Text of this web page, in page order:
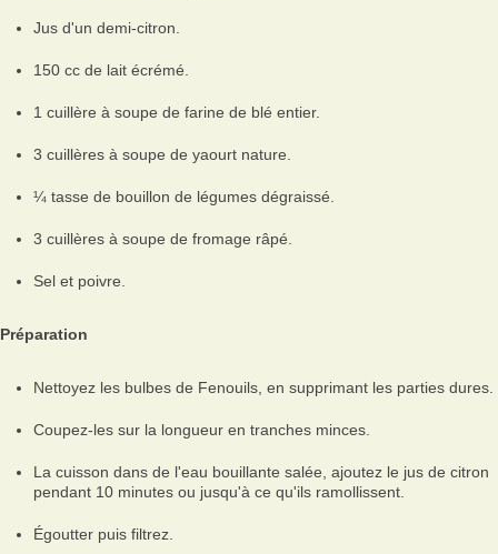
Jus d'un demi-citron.
150 cc de lait écrémé.
1 cuillère à soupe de farine de blé entier.
3 cuillères à soupe de yaourt nature.
¼ tasse de bouillon de légumes dégraissé.
3 cuillères à soupe de fromage râpé.
Sel et poivre.
Préparation
Nettoyez les bulbes de Fenouils, en supprimant les parties dures.
Coupez-les sur la longueur en tranches minces.
La cuisson dans de l'eau bouillante salée, ajoutez le jus de citron
pendant 10 minutes ou jusqu'à ce qu'ils ramollissent.
Égoutter puis filtrez.